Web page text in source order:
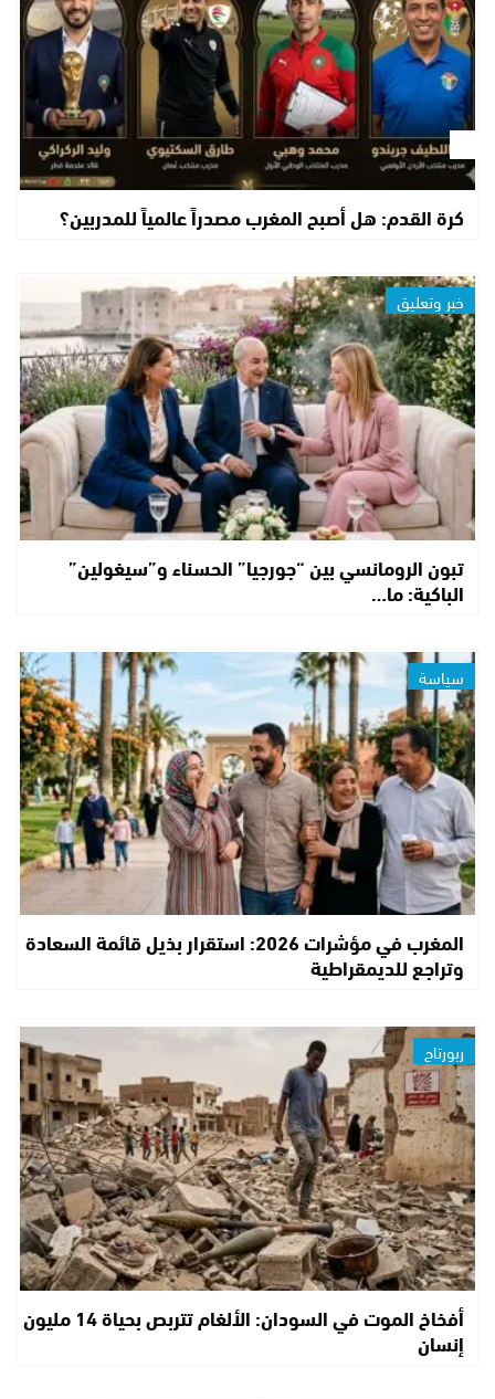
كرة القدم: هل أصبح المغرب مصدراً عالمياً للمدربين؟
خبر وتعليق
تبون الرومانسي بين “جورجيا” الحسناء و”سيغولين”
الباكية: ما…
سياسة
المغرب في مؤشرات 2026: استقرار بذيل قائمة السعادة
وتراجع للديمقراطية
ربورتاج
أفخاخ الموت في السودان: الألغام تتربص بحياة 14 مليون
إنسان